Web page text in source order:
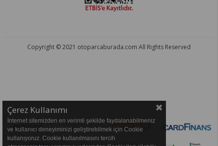
Copyright © 2021 otoparcaburada.com All Rights Reserved
Çerez Kullanımı
İnternet sitemizden en verimli şekilde faydalanabilmeniz
ve kullanıcı deneyiminizi geliştirebilmek için Cookie
kullanıyoruz. Cookie kullanılmasını tercih